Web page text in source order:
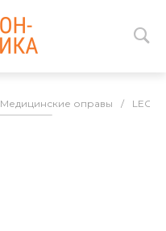
Медицинские оправы /